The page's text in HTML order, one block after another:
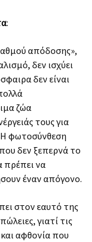
:
απόδοσης»,
δεν ισχύει
δεν είναι
ζώα
τους για
φωτοσύνθεση
δεν ξεπερνά το
πρέπει να
έναν απόγονο.
στον εαυτό της
γιατί τις
αφθονία που